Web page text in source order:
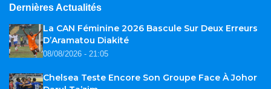
Dernières Actualités
La CAN Féminine 2026 Bascule Sur Deux Erreurs
D’Aramatou Diakité
08/08/2026 - 21:05
Chelsea Teste Encore Son Groupe Face À Johor